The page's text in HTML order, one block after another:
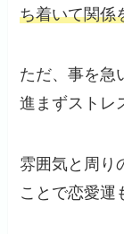
ち着いて関係
ただ、事を急
進まずストレ
雰囲気と周り
ことで恋愛運